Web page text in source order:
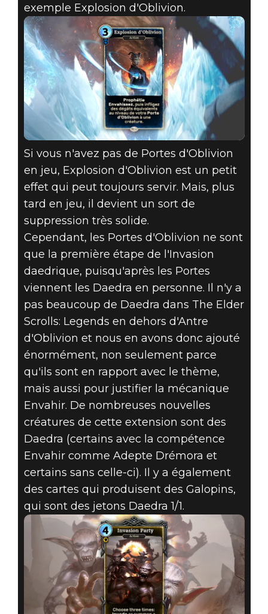
exemple Explosion d'Oblivion.
Si vous n'avez pas de Portes d'Oblivion
en jeu, Explosion d'Oblivion est un petit
effet qui peut toujours servir. Mais, plus
tard en jeu, il devient un sort de
suppression très solide.
Cependant, les Portes d'Oblivion ne sont
que la première étape de l'Invasion
daedrique, puisqu'après les Portes
viennent les Daedra en personne. Il n'y a
pas beaucoup de Daedra dans The Elder
Scrolls: Legends en dehors d'Antre
d'Oblivion et nous en avons donc ajouté
énormément, non seulement parce
qu'ils sont en rapport avec le thème,
mais aussi pour justifier la mécanique
Envahir. De nombreuses nouvelles
créatures de cette extension sont des
Daedra (certains avec la compétence
Envahir comme Adepte Drémora et
certains sans celle-ci). Il y a également
des cartes qui produisent des Galopins,
qui sont des jetons Daedra 1/1.